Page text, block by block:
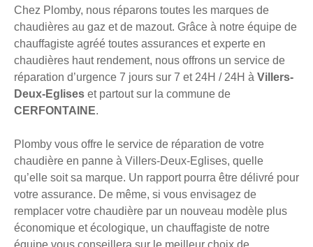
Chez Plomby, nous réparons toutes les marques de
chaudières au gaz et de mazout. Grâce à notre équipe de
chauffagiste agréé toutes assurances et experte en
chaudières haut rendement, nous offrons un service de
réparation d’urgence 7 jours sur 7 et 24H / 24H à Villers-
Deux-Eglises et partout sur la commune de
CERFONTAINE.
Plomby vous offre le service de réparation de votre
chaudière en panne à Villers-Deux-Eglises, quelle
qu’elle soit sa marque. Un rapport pourra être délivré pour
votre assurance. De même, si vous envisagez de
remplacer votre chaudière par un nouveau modèle plus
économique et écologique, un chauffagiste de notre
équipe vous conseillera sur le meilleur choix de